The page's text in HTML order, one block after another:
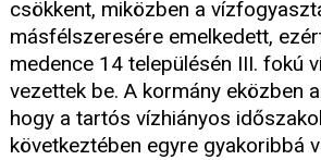
csökkent, miközben a
másfélszeresére emelkedett,
medence 14 településén III. fokú
vezettek be. A kormány eközben
hogy a tartós vízhiányos
következtében egyre gyakoribbá